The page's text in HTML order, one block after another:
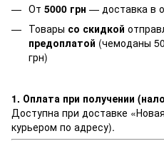
От 5000 грн — доставка в
Товары со скидкой
предоплатой (чемоданы
грн)
1. Оплата при получении
Доступна при доставке
курьером по адресу).